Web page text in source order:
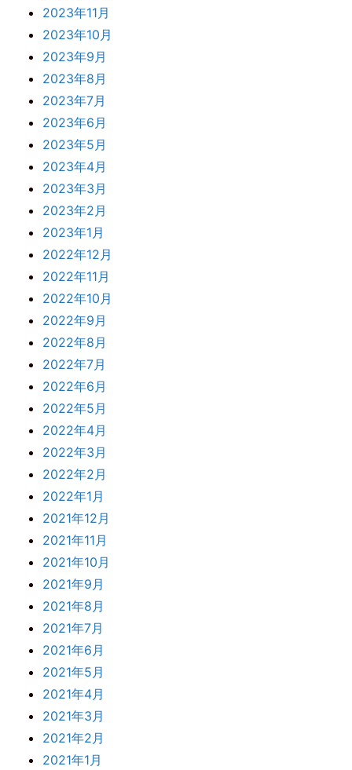
2023年11月
2023年10月
2023年9月
2023年8月
2023年7月
2023年6月
2023年5月
2023年4月
2023年3月
2023年2月
2023年1月
2022年12月
2022年11月
2022年10月
2022年9月
2022年8月
2022年7月
2022年6月
2022年5月
2022年4月
2022年3月
2022年2月
2022年1月
2021年12月
2021年11月
2021年10月
2021年9月
2021年8月
2021年7月
2021年6月
2021年5月
2021年4月
2021年3月
2021年2月
2021年1月